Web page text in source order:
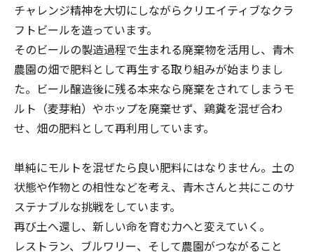
チャレンジ精神を大切にしながらクリエイティブなクラ
フトビールを造っています。
そのビールの製造過程で生まれる廃棄物を活用し、青木
農園の畑で肥料として再生する取り組みが始まりまし
た。ビール醸造後に残る本来なら廃棄をされてしまうモ
ルト（麦芽粕）やホップを廃棄せず、鶏糞を混ぜ合わ
せ、畑の肥料として再利用しています。
単純にモルトを混ぜたら良い肥料にはなりません。土の
状態や作物との相性などを考え、青木さんと共にこのサ
ステナブルな挑戦をしています。
再び土へ還し、新しい命を育む力へと変えていく。
レストラン、ブルワリー、そして農園がつながること